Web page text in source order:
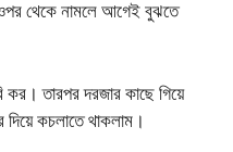
ওপর থেকে নামলে আগেই বুঝতে
কর। তারপর দরজার কাছে গিয়ে
কচলাতে থাকলাম।